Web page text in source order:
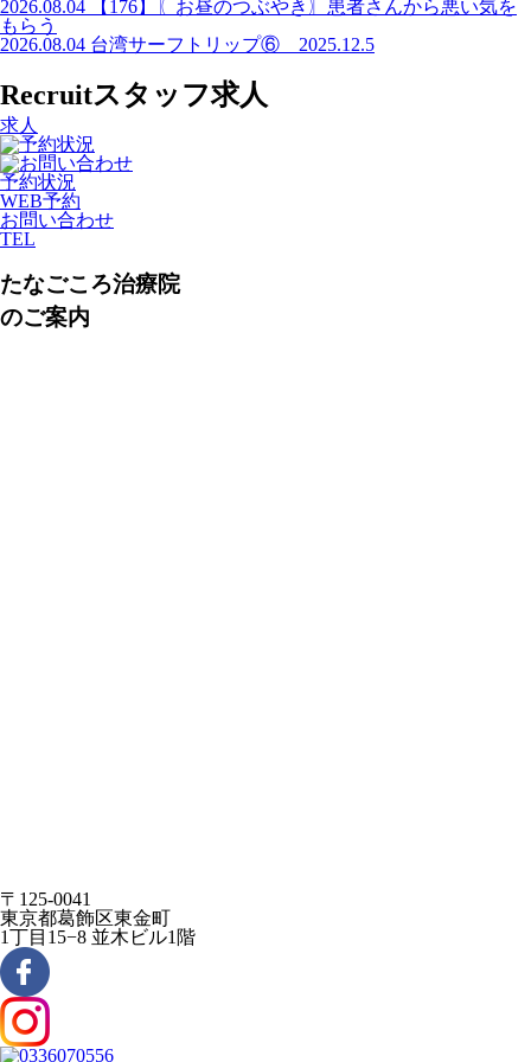
2026.08.04
【176】〖お昼のつぶやき〗患者さんから悪い気を
もらう
2026.08.04 台湾サーフトリップ⑥ 2025.12.5
Recruitスタッフ求人
求人
予約状況
WEB予約
お問い合わせ
TEL
たなごころ治療院
のご案内
〒125-0041
東京都葛飾区東金町
1丁目15−8 並木ビル1階